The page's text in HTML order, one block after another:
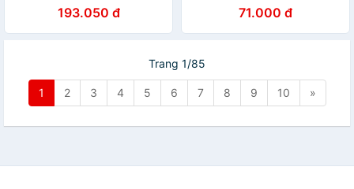
193.050 đ
Cùng Lúc71.000 đ
Trang 1/85
1 2 3 4 5 6 7 8 9 10 »